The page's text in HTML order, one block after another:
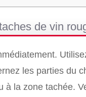
de vin
les parties du
à la zone tachée.